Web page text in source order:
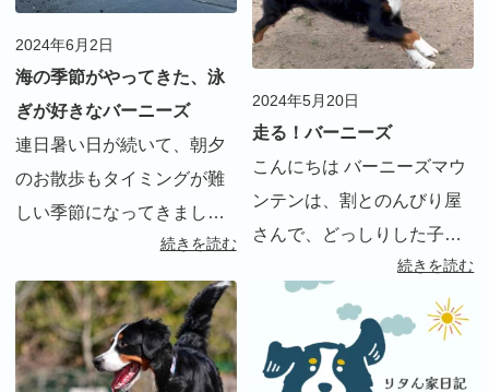
2024年6月2日
海の季節がやってきた、泳
ぎが好きなバーニーズ
連日暑い日が続いて、朝夕
のお散歩もタイミングが難
しい季節になってきまし
た。しかし、リタにとって
は大好きな泳ぎの季節。今
年も早速始まりました。 積
極的に海に入るバーニーズ
はめずらしいのか、「泳ぐ
続きを読む
2024年5月20日
走る！バーニーズ
こんにちは バーニーズマウ
ンテンは、割とのんびり屋
さんで、どっしりした子が
多いです 遊ぶにも走り回る
イメージはあまりない犬種
なのですが、リタは周りの
方に「こんなに動くバーニ
続きを読む